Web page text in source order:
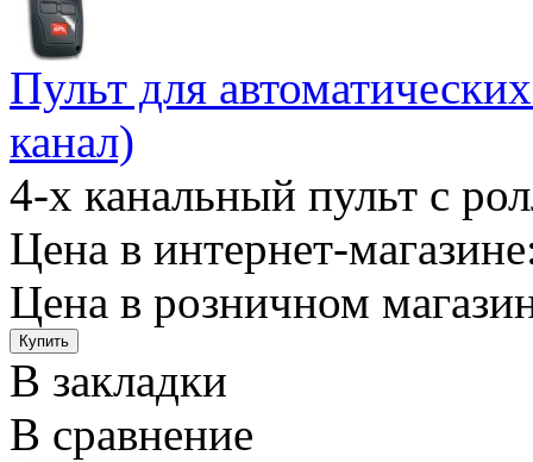
Пульт для
канал)
4-х канальный пульт с
Цена в интернет-
Цена в розничном
В закладки
В сравнение